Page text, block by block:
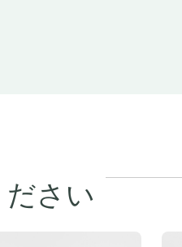
さい